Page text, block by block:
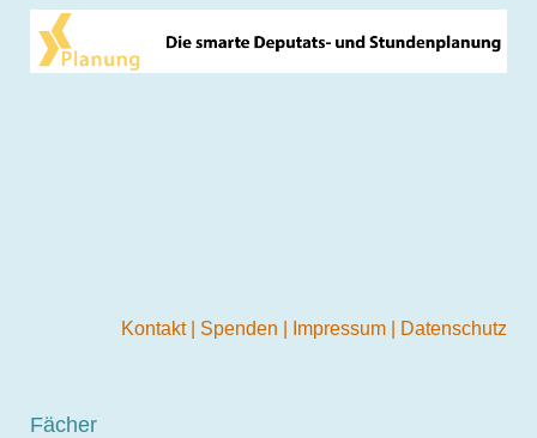
Kontakt Spenden Impressum Datenschutz
Fächer